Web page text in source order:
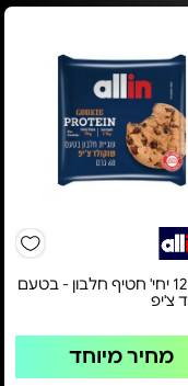
מארז 12 יחי' חטיף חלבון - בטעם
צ'יפ
מחיר מיוחד